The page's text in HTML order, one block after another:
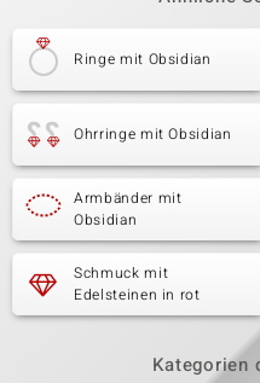
Ringe mit Obsidian
Ohrringe mit Obsidian
Armbänder mit
Obsidian
Schmuck mit
Edelsteinen in rot
Kategorien